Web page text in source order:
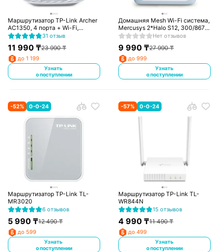
Маршрутизатор TP-Link Archer
AC1350, 4 порта + Wi-Fi,
450/867 Mbps (Archer C60)
31 отзыв
11 990₸23 990₸
до 1 199
Узнать
о поступлении
Домашняя Mesh Wi-Fi система,
Mercusys 2*Halo S12, 300/867
Mbps (Halo S12)Нет отзывов
9 990 ₸27 990₸
до 999
Узнать
о поступлении
-52% 0-0-24
Маршрутизатор TP-Link TL-
MR3020
6 отзывов
5 990₸12 490₸
до 599
Узнать
о поступлении
-57% 0-0-24
Маршрутизатор TP-Link TL-
WR844N
15 отзывов
4 990 ₸11 490₸
до 499
Узнать
о поступлении